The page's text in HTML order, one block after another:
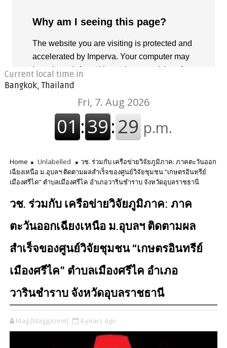
Current local time in
Bangkok, Thailand
Home Unlabelled
วช. ร่วมกับ เครือข่ายวิจัยภูมิภาค: ภาคตะวันออก
เฉียงเหนือ ม.อุบลฯ ติดตามผลสำเร็จของศูนย์วิจัยชุมชน “เกษตรอินทรีย์
เมืองศรีไค” ตำบลเมืองศรีไค อำเภอวารินชำราบ จังหวัดอุบลราชธานี
วช. ร่วมกับ เครือข่ายวิจัยภูมิภาค: ภาค
ตะวันออกเฉียงเหนือ ม.อุบลฯ ติดตามผล
สำเร็จของศูนย์วิจัยชุมชน “เกษตรอินทรีย์
เมืองศรีไค” ตำบลเมืองศรีไค อำเภอ
วารินชำราบ จังหวัดอุบลราชธานี
Mag [Maggazine] 4 years ago